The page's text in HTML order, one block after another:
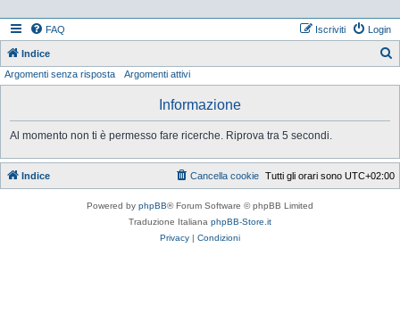
FAQ Login
Iscriviti
Indice
Argomenti senza risposta Argomenti attivi
Informazione
Al momento non ti è permesso fare ricerche. Riprova tra 5 secondi.
Indice Tutti gli orari sono UTC+02:00
Cancella cookie
Powered by phpBB® Forum Software © phpBB Limited
Traduzione Italiana phpBB-Store.it
Privacy | Condizioni